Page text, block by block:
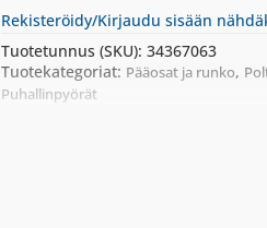
Rekisteröidy/Kirjaudu sisään
Tuotetunnus (SKU):34367063
Tuotekategoriat: Pääosat ja runko,
Puhallinpyörät